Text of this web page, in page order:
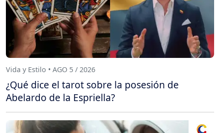
Vida y Estilo • AGO 5 / 2026
¿Qué dice el tarot sobre la posesión de
Abelardo de la Espriella?